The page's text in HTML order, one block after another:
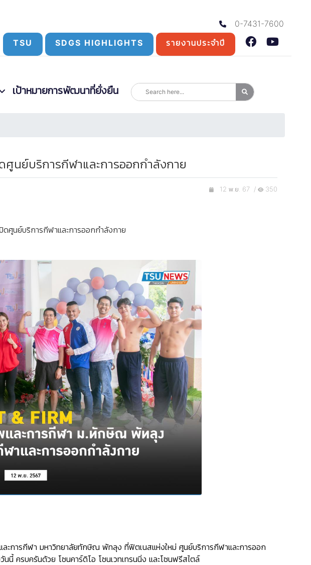
0-7431-7600
TSU
SDGS HIGHLIGHTS รายงานประจำปี
เป้าหมายการพัฒนาที่ยั่งยืน
นย์บริการกีฬาและการออกกำลังกาย
12 พ.ย. 67 / 350
นย์บริการกีฬาและการออกกำลังกาย
ะการกีฬา มหาวิทยาลัยทักษิณ พัทลุง ที่ฟิตเนสแห่งใหม่ ศูนย์บริการกีฬาและการออก
ครบครันด้วย โซนคาร์ดิโอ โซนเวทเทรนนิ่ง และโซนฟรีสไตล์